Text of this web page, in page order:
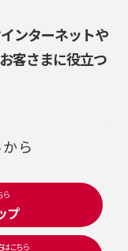
ンターネットや
客さまに役立つ
ら
ら
プ
はこちら